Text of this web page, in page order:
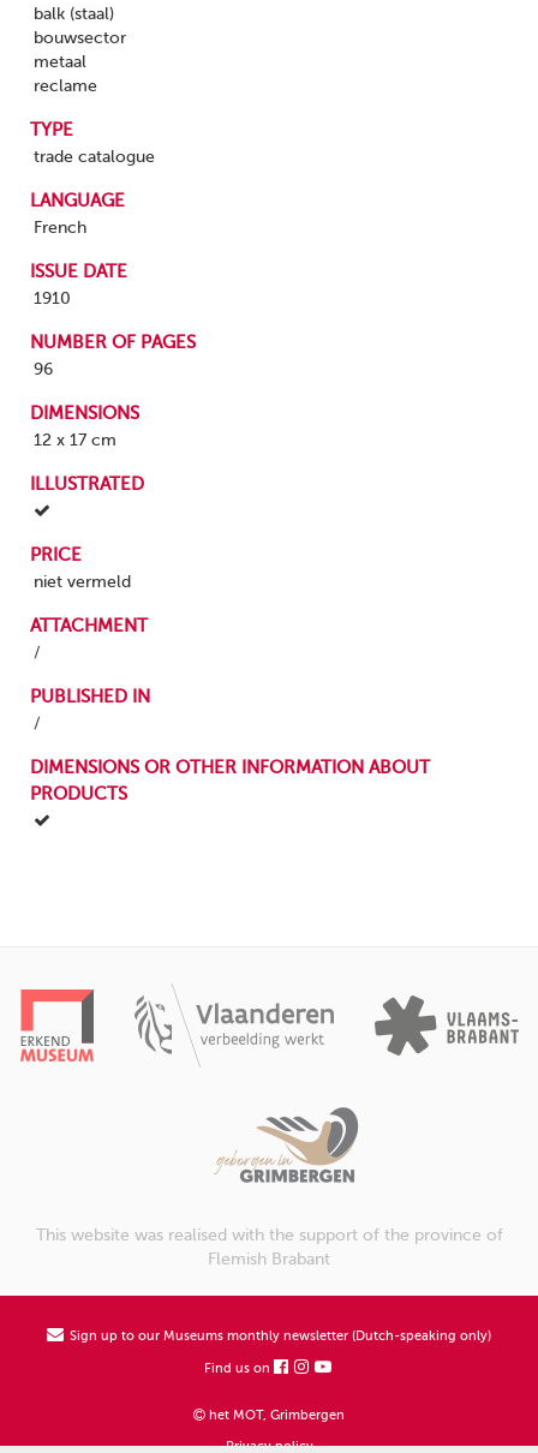
balk (staal)
bouwsector
metaal
reclame
TYPE
trade catalogue
LANGUAGE
French
ISSUE DATE
1910
NUMBER OF PAGES
96
DIMENSIONS
12 x 17 cm
ILLUSTRATED
PRICE
niet vermeld
ATTACHMENT
/
PUBLISHED IN
/
DIMENSIONS OR OTHER INFORMATION ABOUT
PRODUCTS
This website was realised with the support of the province of
Flemish Brabant
Sign up to our Museums monthly newsletter (Dutch-speaking only)
Find us on
het MOT, Grimbergen
Privacy policy